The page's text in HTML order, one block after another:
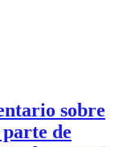
sobre
de